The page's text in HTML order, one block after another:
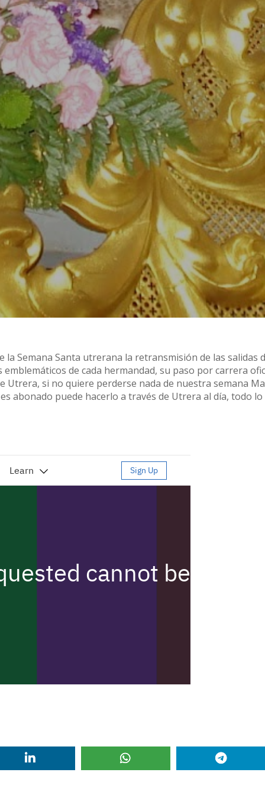
Semana Santa utrerana la retransmisión de las salidas
de cada hermandad, su paso por carrera
Utrera, si no quiere perderse nada de nuestra semana
abonado puede hacerlo a través de Utrera al día, todo